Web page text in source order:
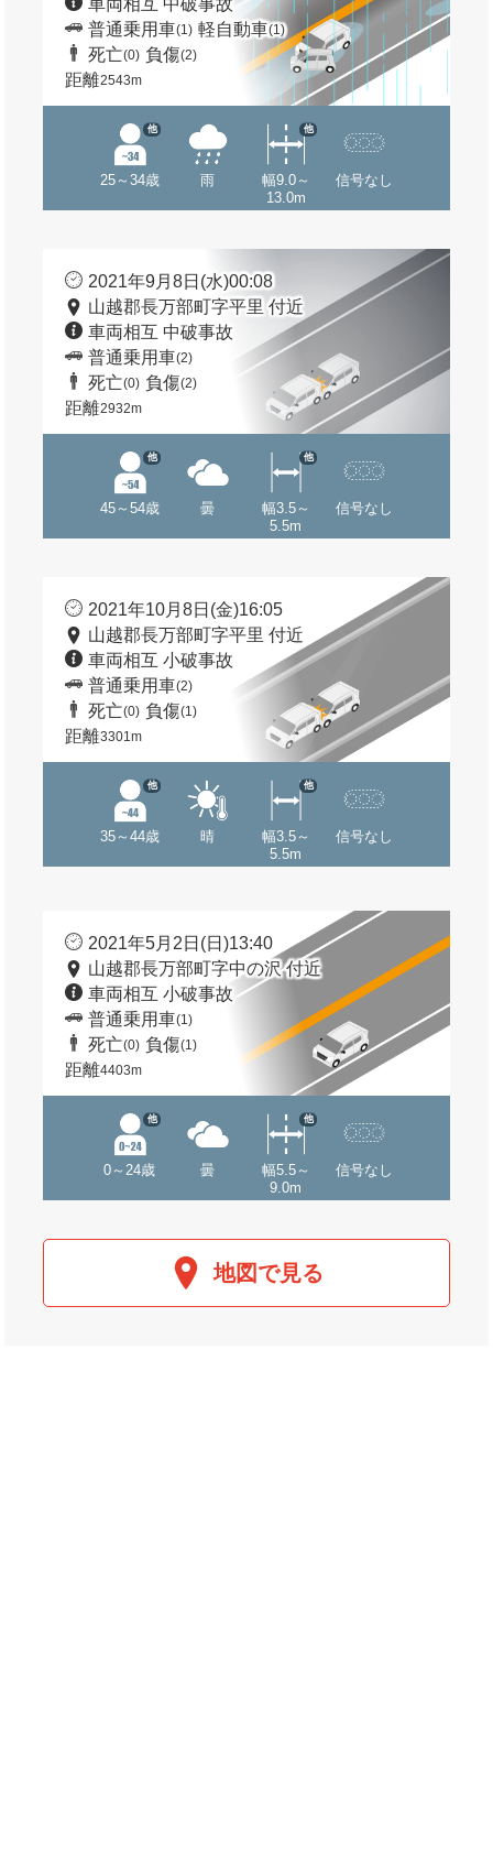
車両相互 中破事故
普通乗用車(1) 軽自動車(1)
死亡(0) 負傷(2)
距離2543m
25～34歳
他
雨
幅9.0～
13.0m
他
信号なし
2021年9月8日(水)00:08
山越郡長万部町字平里 付近
車両相互 中破事故
普通乗用車(2)
死亡(0) 負傷(2)
距離2932m
45～54歳
他
曇
幅3.5～
5.5m
他
信号なし
2021年10月8日(金)16:05
山越郡長万部町字平里 付近
車両相互 小破事故
普通乗用車(2)
死亡(0) 負傷(1)
距離3301m
35～44歳
他
晴
幅3.5～
5.5m
他
信号なし
2021年5月2日(日)13:40
山越郡長万部町字中の沢 付近
車両相互 小破事故
普通乗用車(1)
死亡(0) 負傷(1)
距離4403m
0～24歳
他
曇
幅5.5～
9.0m
他
信号なし
地図で見る